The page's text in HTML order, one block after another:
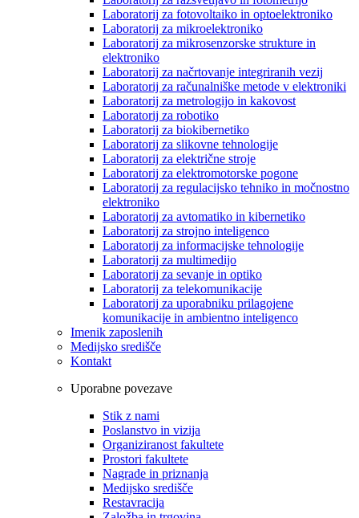
Laboratorij za fotovoltaiko in optoelektroniko
Laboratorij za mikroelektroniko
Laboratorij za mikrosenzorske strukture in
elektroniko
Laboratorij za načrtovanje integriranih vezij
Laboratorij za računalniške metode v elektroniki
Laboratorij za metrologijo in kakovost
Laboratorij za robotiko
Laboratorij za biokibernetiko
Laboratorij za slikovne tehnologije
Laboratorij za električne stroje
Laboratorij za elektromotorske pogone
Laboratorij za regulacijsko tehniko in močnostno
elektroniko
Laboratorij za avtomatiko in kibernetiko
Laboratorij za strojno inteligenco
Laboratorij za informacijske tehnologije
Laboratorij za multimedijo
Laboratorij za sevanje in optiko
Laboratorij za telekomunikacije
Laboratorij za uporabniku prilagojene
komunikacije in ambientno inteligenco
Imenik zaposlenih
Medijsko središče
Kontakt
Uporabne povezave
Stik z nami
Poslanstvo in vizija
Organiziranost fakultete
Prostori fakultete
Nagrade in priznanja
Medijsko središče
Restavracija